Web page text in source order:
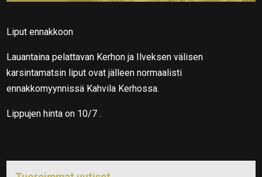
Liput ennakkoon
Lauantaina pelattavan Kerhon ja Ilveksen välisen
karsintamatsin liput ovat jälleen normaalisti
ennakkomyynnissä Kahvila Kerhossa.
Lippujen hinta on 10/7 .